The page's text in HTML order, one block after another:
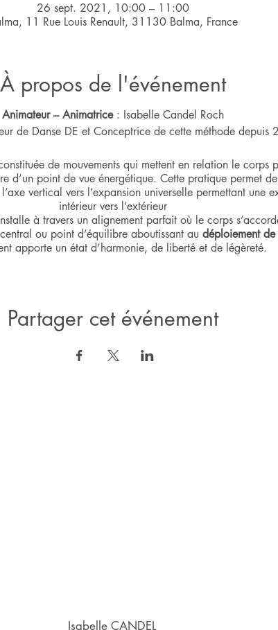
26 sept. 2021, 10:00 – 11:00
11 Rue Louis Renault, 31130 Balma, France
À propos de l'événement
Animateur – Animatrice: Isabelle Candel Roch
de Danse DE et Conceptrice de cette méthode depuis
de mouvements qui mettent en relation le corps
d’un point de vue énergétique. Cette pratique permet
vertical vers l’expansion universelle permettant une
intérieur vers l’extérieur
à travers un alignement parfait où le corps
ou point d’équilibre aboutissant au déploiement de
apporte un état d’harmonie, de liberté et de légèreté.
Partager cet événement
Isabelle CANDEL